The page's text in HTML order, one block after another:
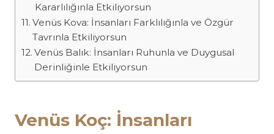
Kararlılığınla Etkiliyorsun
Venüs Kova: İnsanları Farklılığınla ve Özgür
Tavrınla Etkiliyorsun
Venüs Balık: İnsanları Ruhunla ve Duygusal
Derinliğinle Etkiliyorsun
Venüs Koç: İnsanları